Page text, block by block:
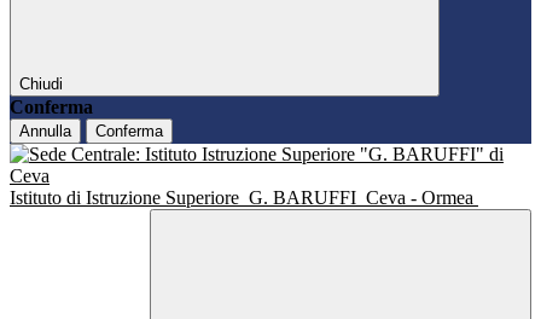
Chiudi
Conferma
Annulla Conferma
Istituto di Istruzione Superiore G. BARUFFI Ceva - Ormea